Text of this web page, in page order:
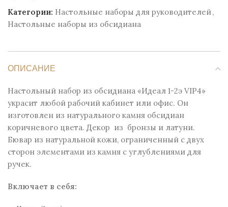
Категории: Настольные наборы для руководителей,
Настольные наборы из обсидиана
ОПИСАНИЕ
Настольный набор из обсидиана «Идеал 1-2э VIP4»
украсит любой рабочий кабинет или офис. Он
изготовлен из натурального камня обсидиан
коричневого цвета. Декор из бронзы и латуни.
Бювар из натуральной кожи, ограниченный с двух
сторон элементами из камня с углублениями для
ручек.
Включает в себя: